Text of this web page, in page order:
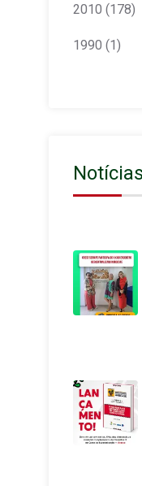
2010 (178)
1990 (1)